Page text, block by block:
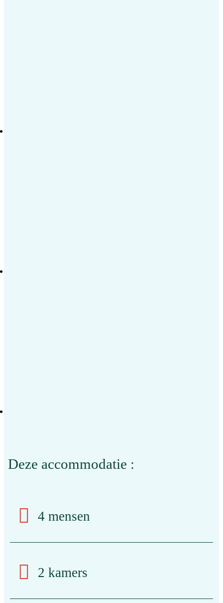
Deze accommodatie :
4 mensen
2 kamers